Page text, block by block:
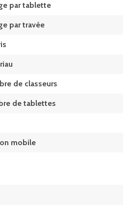
par tablette
par travée
de classeurs
de tablettes
mobile